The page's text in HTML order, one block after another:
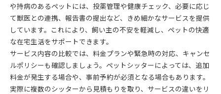
や持病のあるペットには、投薬管理や健康チェック、必要に応じ
て獣医との連携、報告書の提出など、きめ細かなサービスを提供
しています。これにより、飼い主の不安を軽減し、ペットの快適
な在宅生活をサポートできます。
サービス内容の比較では、料金プランや緊急時の対応、キャンセ
ルポリシーも確認しましょう。ペットシッターによっては、追加
料金が発生する場合や、事前予約が必須となる場合もあります。
実際に複数のシッターから見積もりを取り、サービスの違いをリ